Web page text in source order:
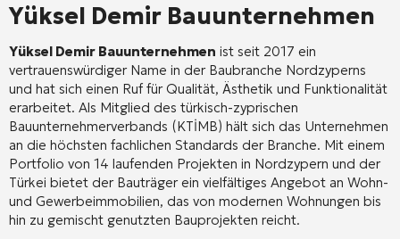
Yüksel Demir Bauunternehmen
Yüksel Demir Bauunternehmen ist seit 2017 ein
vertrauenswürdiger Name in der Baubranche Nordzyperns
und hat sich einen Ruf für Qualität, Ästhetik und Funktionalität
erarbeitet. Als Mitglied des türkisch-zyprischen
Bauunternehmerverbands (KTİMB) hält sich das Unternehmen
an die höchsten fachlichen Standards der Branche. Mit einem
Portfolio von 14 laufenden Projekten in Nordzypern und der
Türkei bietet der Bauträger ein vielfältiges Angebot an Wohn-
und Gewerbeimmobilien, das von modernen Wohnungen bis
hin zu gemischt genutzten Bauprojekten reicht.